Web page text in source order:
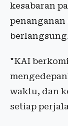
kesabaran
"KAI
waktu, dan
setiap